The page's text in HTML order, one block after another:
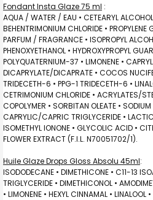
Fondant Insta Glaze 75 ml :
AQUA / WATER / EAU • CETEARYL
BEHENTRIMONIUM CHLORIDE • PROPYLENE
PARFUM / FRAGRANCE • ISOPROPYL
PHENOXYETHANOL • HYDROXYPROPYL
POLYQUATERNIUM-37 • LIMONENE •
DICAPRYLATE/DICAPRATE • COCOS
TRIDECETH-6 • PPG-1 TRIDECETH-6 •
CETRIMONIUM CHLORIDE • ACRYLATES/
COPOLYMER • SORBITAN OLEATE • SODIUM
CAPRYLIC/CAPRIC TRIGLYCERIDE •
ISOMETHYL IONONE • GLYCOLIC ACID •
FLOWER EXTRACT (F.I.L. N70051702/1).
Huile Glaze Drops Gloss Absolu 45ml:
ISODODECANE • DIMETHICONE • C11-13
TRIGLYCERIDE • DIMETHICONOL •
• LIMONENE • HEXYL CINNAMAL • LINALOOL